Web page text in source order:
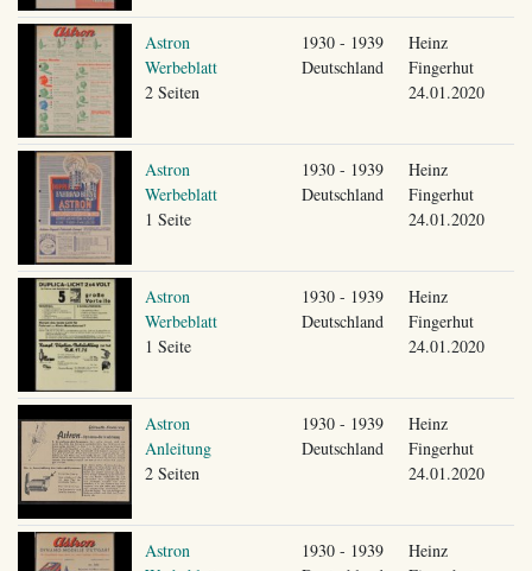
Astron
Werbeblatt
2 Seiten
1930 - 1939
Deutschland
Heinz
Fingerhut
24.01.2020
Astron
Werbeblatt
1 Seite
1930 - 1939
Deutschland
Heinz
Fingerhut
24.01.2020
Astron
Werbeblatt
1 Seite
1930 - 1939
Deutschland
Heinz
Fingerhut
24.01.2020
Astron
Anleitung
2 Seiten
1930 - 1939
Deutschland
Heinz
Fingerhut
24.01.2020
Astron
1930 - 1939
Heinz